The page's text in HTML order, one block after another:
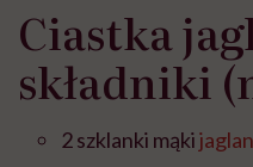
Ciastka
składniki
2 szklanki mąki